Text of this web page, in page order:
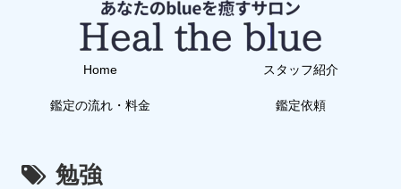
Home スタッフ紹介
鑑定の流れ・料金 鑑定依頼
勉強